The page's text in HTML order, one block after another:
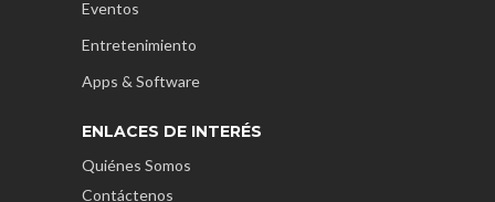
Eventos
Entretenimiento
Apps & Software
ENLACES DE INTERÉS
Quiénes Somos
Contáctenos